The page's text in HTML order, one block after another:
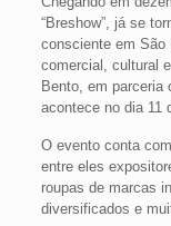
“Breshow”, já se
consciente em São
comercial, cultural
Bento, em parceria
acontece no dia 11
O evento conta
entre eles
roupas de marcas
diversificados e